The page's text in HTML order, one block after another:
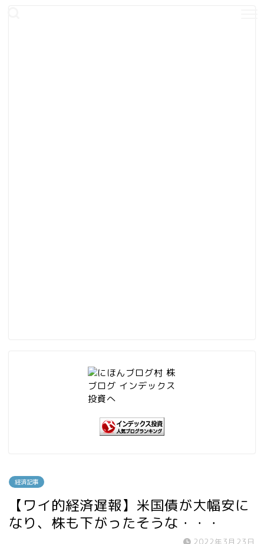
経済記事
【ワイ的経済遅報】米国債が大幅安に
なり、株も下がったそうな・・・
2022年3月23日